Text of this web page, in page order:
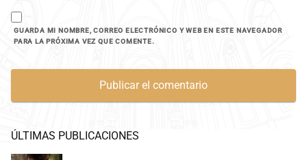
GUARDA MI NOMBRE, CORREO ELECTRÓNICO Y WEB EN ESTE NAVEGADOR
PARA LA PRÓXIMA VEZ QUE COMENTE.
ÚLTIMAS PUBLICACIONES